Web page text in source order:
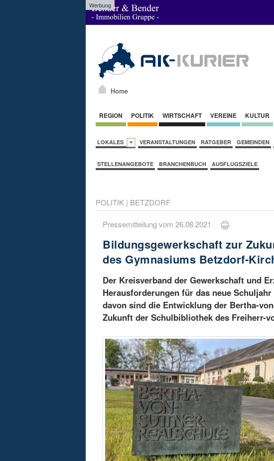
Werbung
Home
REGION POLITIK WIRTSCHAFT VEREINE KULTUR
LOKALES VERANSTALTUNGEN RATGEBER GEMEINDEN
STELLENANGEBOTE BRANCHENBUCH AUSFLUGSZIELE
POLITIK | BETZDORF
Pressemitteilung vom 26.08.2021
Bildungsgewerkschaft zur
des Gymnasiums Betzdorf-
Der Kreisverband der Gewerkschaft und
Herausforderungen für das neue
davon sind die Entwicklung der Bertha-
Zukunft der Schulbibliothek des Freiherr-